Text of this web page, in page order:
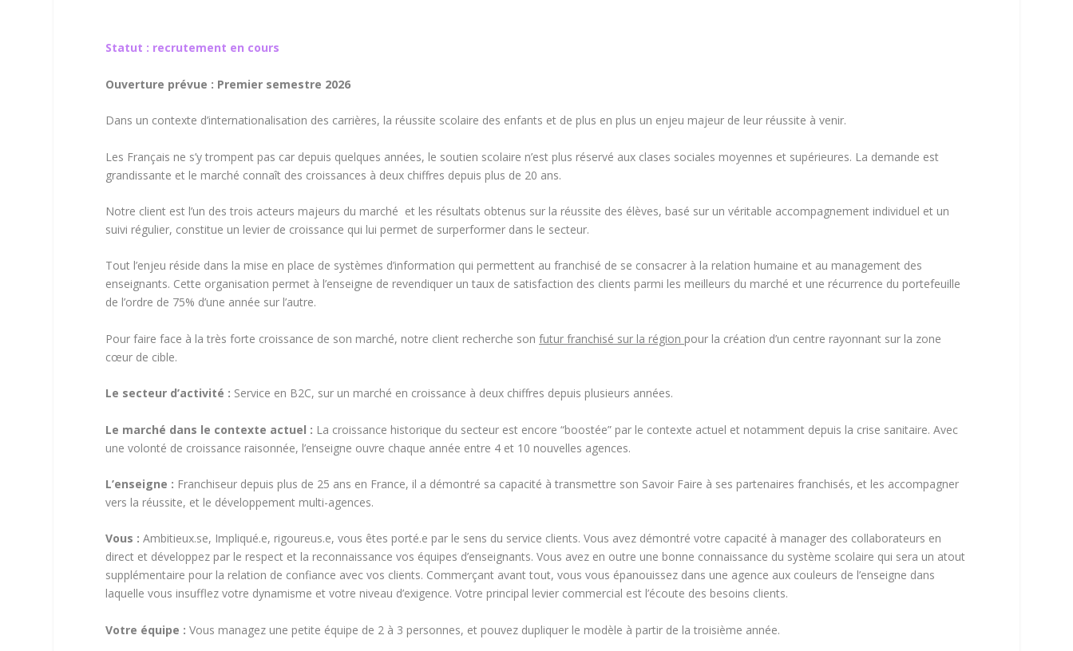
Statut : recrutement en cours
Ouverture prévue : Premier semestre 2026
Dans un contexte d’internationalisation des carrières, la réussite scolaire des enfants et de plus en plus un enjeu majeur de leur réussite à venir.
Les Français ne s’y trompent pas car depuis quelques années, le soutien scolaire n’est plus réservé aux clases sociales moyennes et supérieures. La demande est
grandissante et le marché connaît des croissances à deux chiffres depuis plus de 20 ans.
Notre client est l’un des trois acteurs majeurs du marché et les résultats obtenus sur la réussite des élèves, basé sur un véritable accompagnement individuel et un
suivi régulier, constitue un levier de croissance qui lui permet de surperformer dans le secteur.
Tout l’enjeu réside dans la mise en place de systèmes d’information qui permettent au franchisé de se consacrer à la relation humaine et au management des
enseignants. Cette organisation permet à l’enseigne de revendiquer un taux de satisfaction des clients parmi les meilleurs du marché et une récurrence du portefeuille
de l’ordre de 75% d’une année sur l’autre.
Pour faire face à la très forte croissance de son marché, notre client recherche son futur franchisé sur la région pour la création d’un centre rayonnant sur la zone
cœur de cible.
Le secteur d’activité : Service en B2C, sur un marché en croissance à deux chiffres depuis plusieurs années.
Le marché dans le contexte actuel : La croissance historique du secteur est encore “boostée” par le contexte actuel et notamment depuis la crise sanitaire. Avec
une volonté de croissance raisonnée, l’enseigne ouvre chaque année entre 4 et 10 nouvelles agences.
L’enseigne : Franchiseur depuis plus de 25 ans en France, il a démontré sa capacité à transmettre son Savoir Faire à ses partenaires franchisés, et les accompagner
vers la réussite, et le développement multi-agences.
Vous : Ambitieux.se, Impliqué.e, rigoureus.e, vous êtes porté.e par le sens du service clients. Vous avez démontré votre capacité à manager des collaborateurs en
direct et développez par le respect et la reconnaissance vos équipes d’enseignants. Vous avez en outre une bonne connaissance du système scolaire qui sera un atout
supplémentaire pour la relation de confiance avec vos clients. Commerçant avant tout, vous vous épanouissez dans une agence aux couleurs de l’enseigne dans
laquelle vous insufflez votre dynamisme et votre niveau d’exigence. Votre principal levier commercial est l’écoute des besoins clients.
Votre équipe : Vous managez une petite équipe de 2 à 3 personnes, et pouvez dupliquer le modèle à partir de la troisième année.